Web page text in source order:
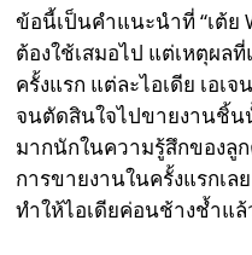
ข้อนี้เป็นคำแนะนำที่ “เต้ย
ต้องใช้เสมอไป แต่เหตุผล
ครั้งแรก แต่ละไอเดีย เอเ
จนตัดสินใจไปขายงานชิ้น
มากนักในความรู้สึกของลู
การขายงานในครั้งแรกเล
ทำให้ไอเดียค่อนช้างช้ำแล้